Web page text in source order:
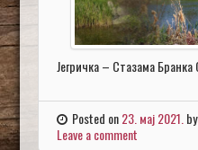
Јегричка – Стазама
Posted on23. мај 2021. by
Leave a comment